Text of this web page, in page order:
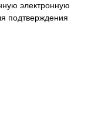
электронную
подтверждения